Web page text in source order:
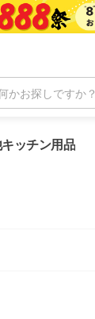
かお探しですか？
ッチン用品